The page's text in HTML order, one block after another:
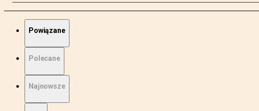
Powiązane
Polecane
Najnowsze